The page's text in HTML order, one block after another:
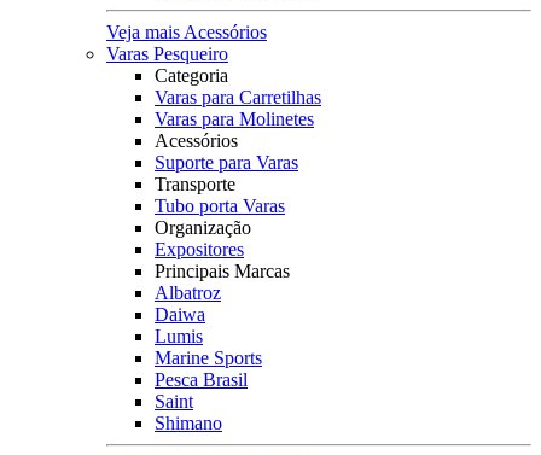
Veja mais Acessórios
Varas Pesqueiro
Categoria
Varas para Carretilhas
Varas para Molinetes
Acessórios
Suporte para Varas
Transporte
Tubo porta Varas
Organização
Expositores
Principais Marcas
Albatroz
Daiwa
Lumis
Marine Sports
Pesca Brasil
Saint
Shimano